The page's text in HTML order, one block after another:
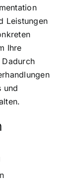
Leistungen
Ihre
und